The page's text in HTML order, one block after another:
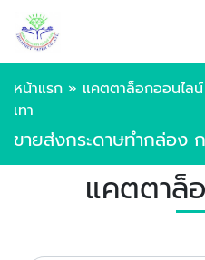
หน้าแรก » แคตตาล็อกออนไลน์
เทา
ขายส่งกระดาษทำกล่อง
แคตตาล็